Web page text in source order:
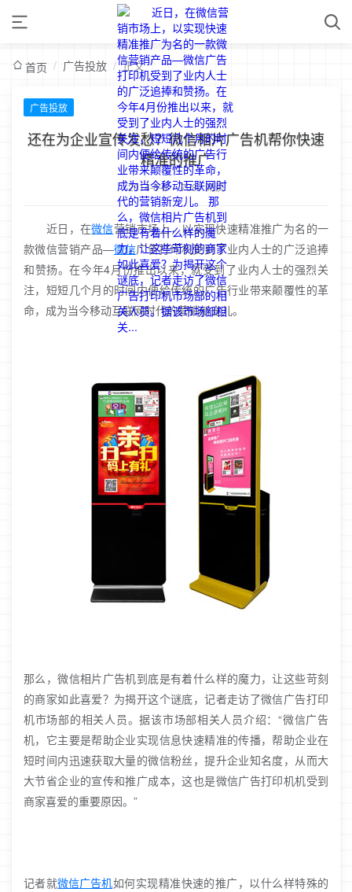
首页 / 广告投放 / 正文
广告投放
还在为企业宣传发愁？微信相片广告机帮你快速
精准的推广
2014-8-8 / 7087 阅读
近日，在微信营销市场上，以实现快速精准推广为名的一
款微信营销产品—微信广告打印机受到了业内人士的广泛追捧
和赞扬。在今年4月份推出以来，就受到了业内人士的强烈关
注，短短几个月的时间内便给传统的广告行业带来颠覆性的革
命，成为当今移动互联网时代的营销新宠儿。
那么，微信相片广告机到底是有着什么样的魔力，让这些苛刻
的商家如此喜爱？为揭开这个谜底，记者走访了微信广告打印
机市场部的相关人员。据该市场部相关人员介绍：“微信广告
机，它主要是帮助企业实现信息快速精准的传播，帮助企业在
短时间内迅速获取大量的微信粉丝，提升企业知名度，从而大
大节省企业的宣传和推广成本，这也是微信广告打印机机受到
商家喜爱的重要原因。”
记者就微信广告机如何实现精准快速的推广，以什么样特殊的